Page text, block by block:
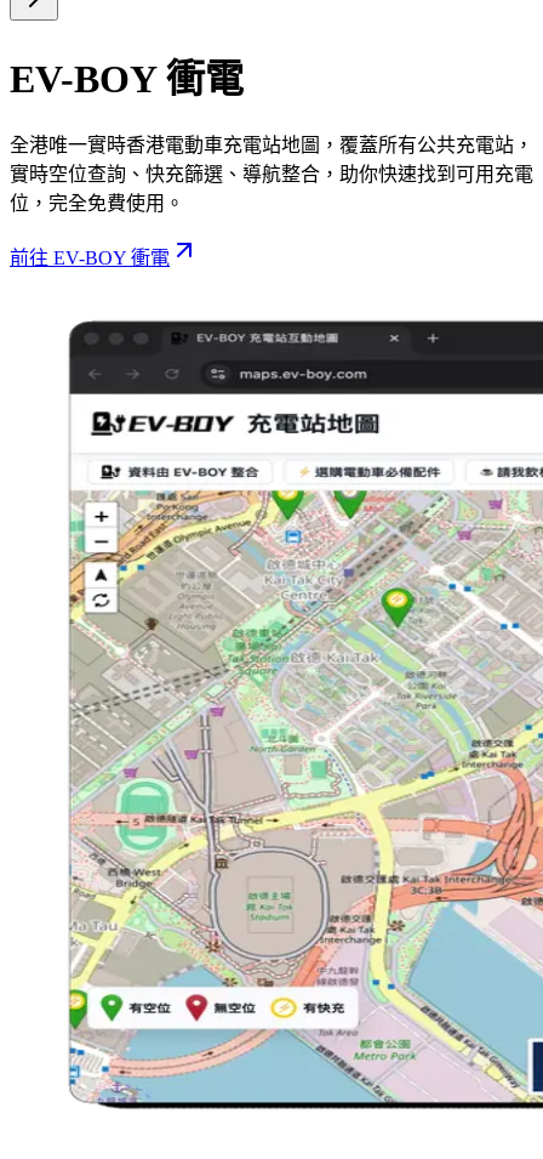
EV-BOY 衝電
全港唯一實時香港電動車充電站地圖，覆蓋所有公共充電站，
實時空位查詢、快充篩選、導航整合，助你快速找到可用充電
位，完全免費使用。
前往 EV-BOY 衝電